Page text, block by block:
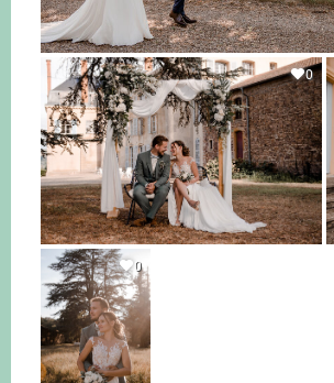
0
0